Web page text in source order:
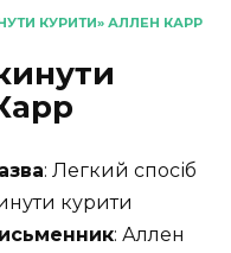
КУРИТИ» АЛЛЕН КАРР
: Легкий спосіб
курити
: Аллен